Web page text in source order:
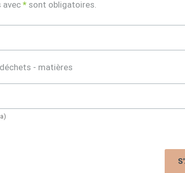
avec * sont obligatoires.
- matières